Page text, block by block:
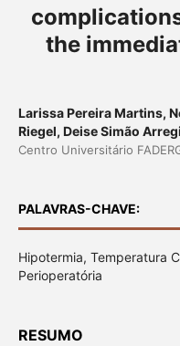
the
Larissa Pereira Martins,
Riegel, Deise Simão
Centro Universitário
PALAVRAS-CHAVE:
Hipotermia, Temperatura
Perioperatória
RESUMO